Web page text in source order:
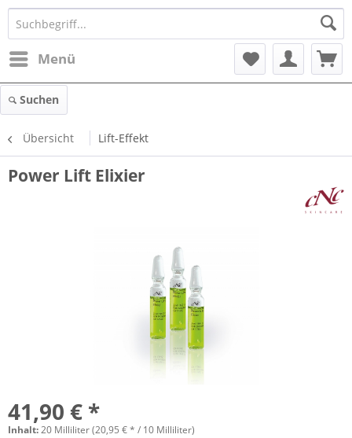
Menü
Suchen
Übersicht Lift-Effekt
Power Lift Elixier
41,90 € *
Inhalt:20 Milliliter (20,95 € * / 10 Milliliter)